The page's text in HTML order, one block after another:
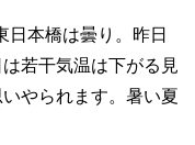
日本橋は曇り。昨日
若干気温は下がる見
やられます。暑い夏